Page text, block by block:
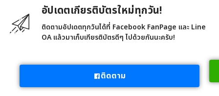
อัปเดตเกียรติบัตรใหม่ทุกวัน!
ติดตามอัปเดตทุกวันได้ที่ Facebook FanPage และ Line
OA แล้วมาเก็บเกียรติบัตรดีๆ ไปด้วยกันนะครับ!
ติดตาม